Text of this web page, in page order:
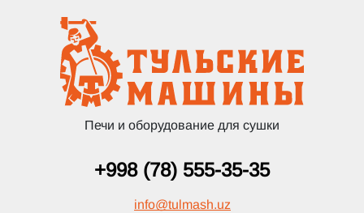
Печи и оборудование для сушки
+998 (78) 555-35-35
info@tulmash.uz